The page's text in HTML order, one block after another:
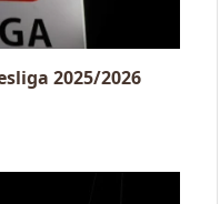
2025/2026